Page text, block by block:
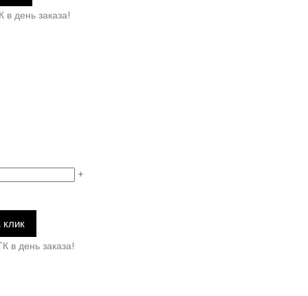
в день заказа!
+
клик
в день заказа!